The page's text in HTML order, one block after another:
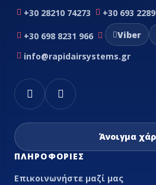
+30 28210 74273 +30 693
+30 698 8231 966 Viber
info@rapidairsystems.gr
Άνοιγμα
ΠΛΗΡΟΦΟΡΊΕΣ
Επικοινωνήστε μαζί μας